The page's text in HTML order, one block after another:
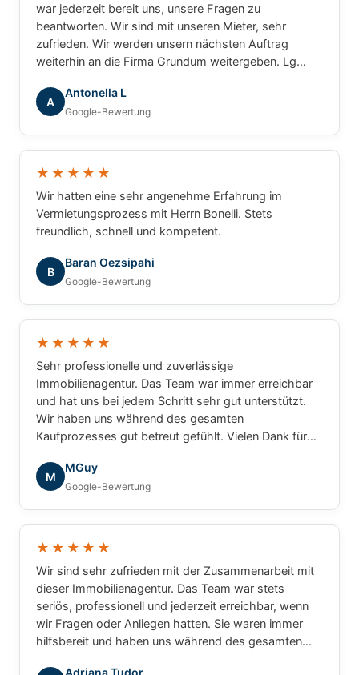
war jederzeit bereit uns, unsere Fragen zu
beantworten. Wir sind mit unseren Mieter, sehr
zufrieden. Wir werden unsern nächsten Auftrag
weiterhin an die Firma Grundum weitergeben. Lg
A
Antonella L
Google-Bewertung
★★★★★
Wir hatten eine sehr angenehme Erfahrung im
Vermietungsprozess mit Herrn Bonelli. Stets
freundlich, schnell und kompetent.
B
Baran Oezsipahi
Google-Bewertung
★★★★★
Sehr professionelle und zuverlässige
Immobilienagentur. Das Team war immer erreichbar
und hat uns bei jedem Schritt sehr gut unterstützt.
Wir haben uns während des gesamten
Kaufprozesses gut betreut gefühlt. Vielen Dank für
M
MGuy
Google-Bewertung
★★★★★
Wir sind sehr zufrieden mit der Zusammenarbeit mit
dieser Immobilienagentur. Das Team war stets
seriös, professionell und jederzeit erreichbar, wenn
wir Fragen oder Anliegen hatten. Sie waren immer
hilfsbereit und haben uns während des gesamten